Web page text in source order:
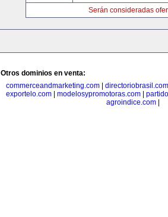
Serán consideradas
Otros dominios en venta:
commerceandmarketing.com| directoriobrasil.com
exportelo.com
modelosypromotoras.com
agroindice.com